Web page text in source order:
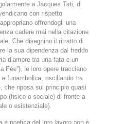
a Jacques Tati, di
con rispetto
offrendogli una
cadere mai nella citazione
Che disegnino il ritratto di
la sua dipendenza dal freddo
d’amore tra una fata e un
Fée”), le loro opere tracciano
e funambolica, oscillando tra
che riposa sul principio quasi
(fisico o sociale) di fronte a
o esistenziale).
e poetica del loro lavoro non è